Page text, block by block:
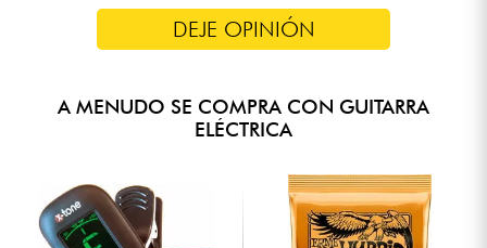
DEJE OPINIÓN
A MENUDO SE COMPRA CON GUITARRA
ELÉCTRICA